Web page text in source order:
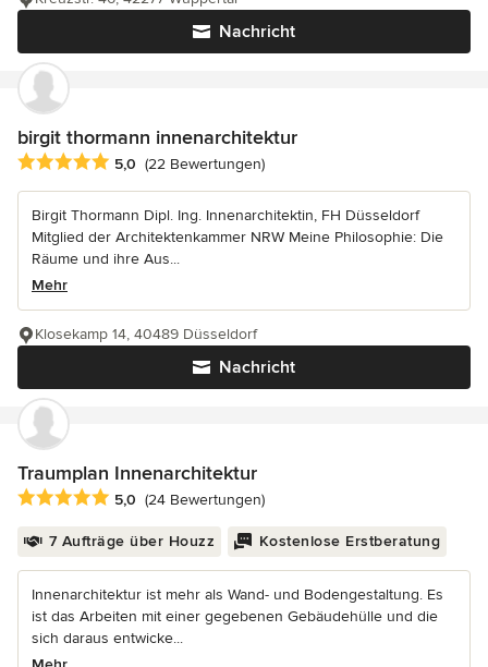
Nachricht
birgit thormann innenarchitektur
Durchschnittliche Bewertung: 5 von 5 Sternen
5,0 (22 Bewertungen)
Birgit Thormann Dipl. Ing. Innenarchitektin, FH Düsseldorf
Mitglied der Architektenkammer NRW Meine Philosophie: Die
Räume und ihre Aus...
Mehr
Nachricht
Klosekamp 14, 40489 Düsseldorf
Traumplan Innenarchitektur
Durchschnittliche Bewertung: 5 von 5 Sternen
5,0 (24 Bewertungen)
7 Aufträge über Houzz Kostenlose Erstberatung
Innenarchitektur ist mehr als Wand- und Bodengestaltung. Es
ist das Arbeiten mit einer gegebenen Gebäudehülle und die
sich daraus entwicke...